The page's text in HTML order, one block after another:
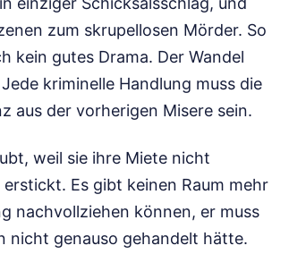
zum skrupellosen Mörder. So
gutes Drama. Der Wandel
kriminelle Handlung muss die
aus der vorherigen Misere sein.
weil sie ihre Miete nicht
Es gibt keinen Raum mehr
nachvollziehen können, er muss
nicht genauso gehandelt hätte.